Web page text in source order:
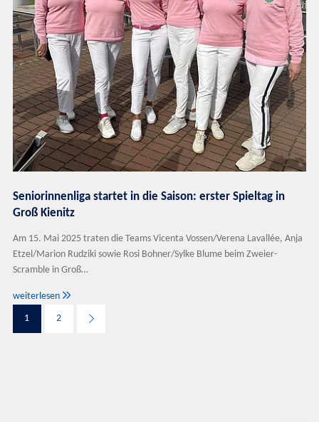
Seniorinnenliga startet in die Saison: erster Spieltag in
Groß Kienitz
Am 15. Mai 2025 traten die Teams Vicenta Vossen/Verena Lavallée, Anja
Etzel/Marion Rudziki sowie Rosi Bohner/Sylke Blume beim Zweier-
Scramble in Groß…
weiterlesen 
1 2